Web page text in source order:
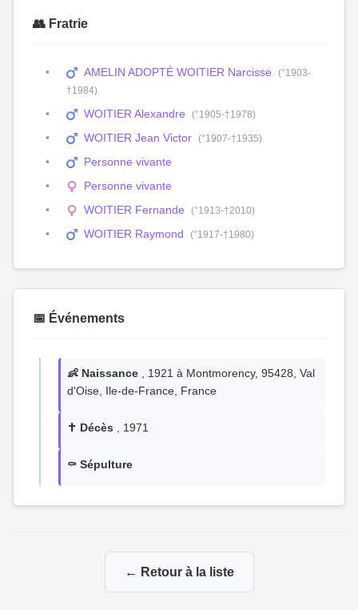
👥 Fratrie
AMELIN ADOPTÉ WOITIER Narcisse
(°1903-
†1984)
WOITIER Alexandre (°1905-†1978)
WOITIER Jean Victor (°1907-†1935)
Personne vivante
Personne vivante
WOITIER Fernande
(°1913-†2010)
WOITIER Raymond (°1917-†1980)
📅 Événements
👶 Naissance , 1921 à Montmorency, 95428, Val
d'Oise, Ile-de-France, France
✝️ Décès , 1971
⚰️ Sépulture
← Retour à la liste